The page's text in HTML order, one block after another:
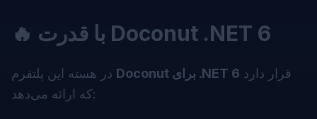
🔥 با قدرت Doconut .NET 6
Doconut برای .NET 6
که ارائه می‌دهد: